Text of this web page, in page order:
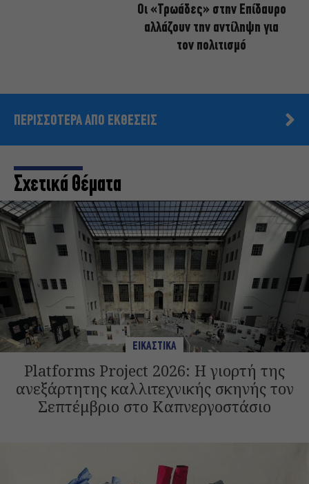
Οι «Τρωάδες» στην Επίδαυρο
αλλάζουν την αντίληψη για
τον πολιτισμό
ΠΕΡΙΣΣΟΤΕΡΑ ΑΠΟ ΕΚΘΕΣΕΙΣ
Σχετικά Θέματα
ΕΙΚΑΣΤΙΚΑ
Platforms Project 2026: Η γιορτή της
ανεξάρτητης καλλιτεχνικής σκηνής τον
Σεπτέμβριο στο Καπνεργοστάσιο